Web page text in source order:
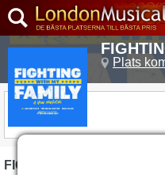
Plats
FIGHTING WITH MY